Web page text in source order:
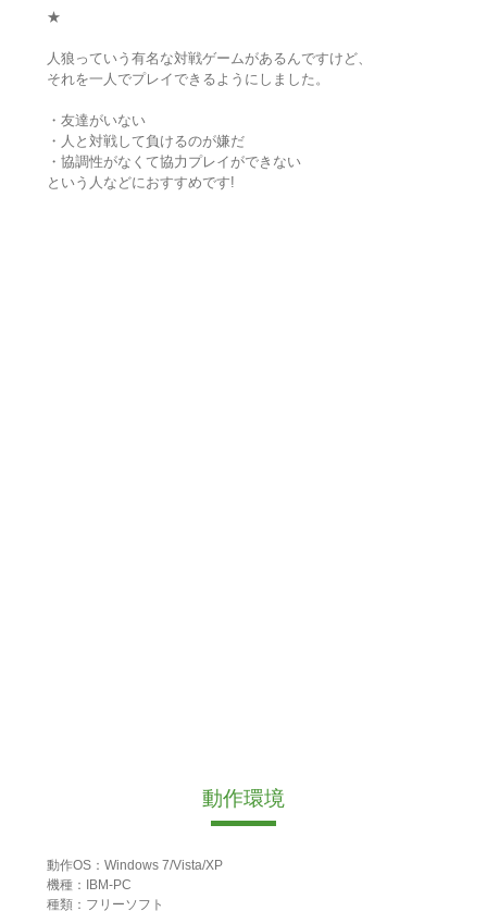
★
人狼っていう有名な対戦ゲームがあるんですけど、
それを一人でプレイできるようにしました。
・友達がいない
・人と対戦して負けるのが嫌だ
・協調性がなくて協力プレイができない
という人などにおすすめです!
動作環境
動作OS：Windows 7/Vista/XP
機種：IBM-PC
種類：フリーソフト